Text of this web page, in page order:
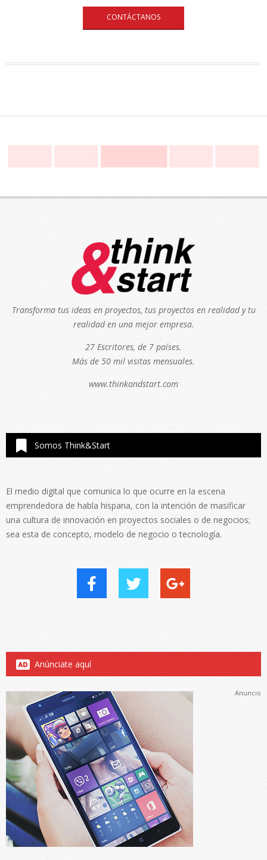
CONTÁCTANOS
Transforma tus ideas en proyectos, tus proyectos en realidad y tu
realidad en una mejor empresa.
27 Escritores, de 7 países.
Más de 50 mil visitas mensuales.
www.thinkandstart.com
Somos Think&Start
El medio digital que comunica lo que ocurre en la escena
emprendedora de habla hispana, con la intención de masificar
una cultura de innovación en proyectos sociales o de negocios;
sea esta de concepto, modelo de negocio o tecnología.
Anúnciate aquí
Anuncio